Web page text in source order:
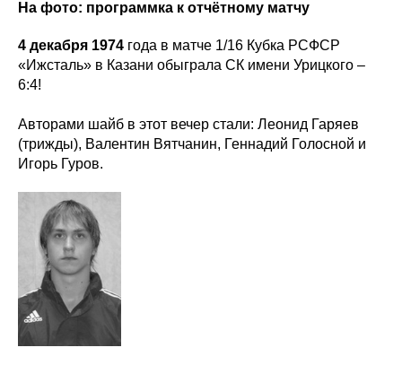
На фото: программка к отчётному матчу
4 декабря 1974 года в матче 1/16 Кубка РСФСР
«Ижсталь» в Казани обыграла СК имени Урицкого –
6:4!
Авторами шайб в этот вечер стали: Леонид Гаряев
(трижды), Валентин Вятчанин, Геннадий Голосной и
Игорь Гуров.